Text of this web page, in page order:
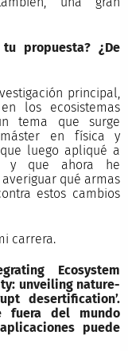
propuesta? ¿De
principal,
los ecosistemas
tema que surge
en física y
luego apliqué a
y que ahora he
qué armas
estos cambios
carrera.
Ecosystem
unveiling nature-
desertification’.
fuera del mundo
puede